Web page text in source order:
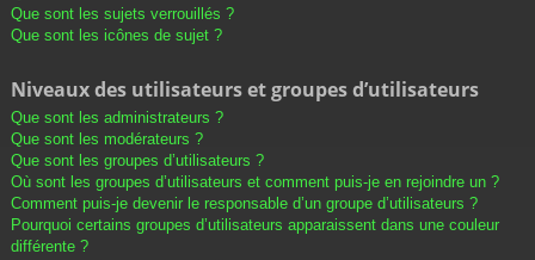
Que sont les sujets verrouillés ?
Que sont les icônes de sujet ?
Niveaux des utilisateurs et groupes d’utilisateurs
Que sont les administrateurs ?
Que sont les modérateurs ?
Que sont les groupes d’utilisateurs ?
Où sont les groupes d’utilisateurs et comment puis-je en rejoindre un ?
Comment puis-je devenir le responsable d’un groupe d’utilisateurs ?
Pourquoi certains groupes d’utilisateurs apparaissent dans une couleur
différente ?